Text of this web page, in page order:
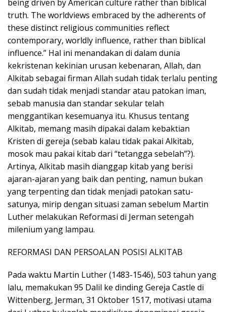
being driven by American culture rather than biblical
truth. The worldviews embraced by the adherents of
these distinct religious communities reflect
contemporary, worldly influence, rather than biblical
influence.” Hal ini menandakan di dalam dunia
kekristenan kekinian urusan kebenaran, Allah, dan
Alkitab sebagai firman Allah sudah tidak terlalu penting
dan sudah tidak menjadi standar atau patokan iman,
sebab manusia dan standar sekular telah
menggantikan kesemuanya itu. Khusus tentang
Alkitab, memang masih dipakai dalam kebaktian
Kristen di gereja (sebab kalau tidak pakai Alkitab,
mosok mau pakai kitab dari “tetangga sebelah”?).
Artinya, Alkitab masih dianggap kitab yang berisi
ajaran-ajaran yang baik dan penting, namun bukan
yang terpenting dan tidak menjadi patokan satu-
satunya, mirip dengan situasi zaman sebelum Martin
Luther melakukan Reformasi di Jerman setengah
milenium yang lampau.
REFORMASI DAN PERSOALAN POSISI ALKITAB
Pada waktu Martin Luther (1483-1546), 503 tahun yang
lalu, memakukan 95 Dalil ke dinding Gereja Castle di
Wittenberg, Jerman, 31 Oktober 1517, motivasi utama